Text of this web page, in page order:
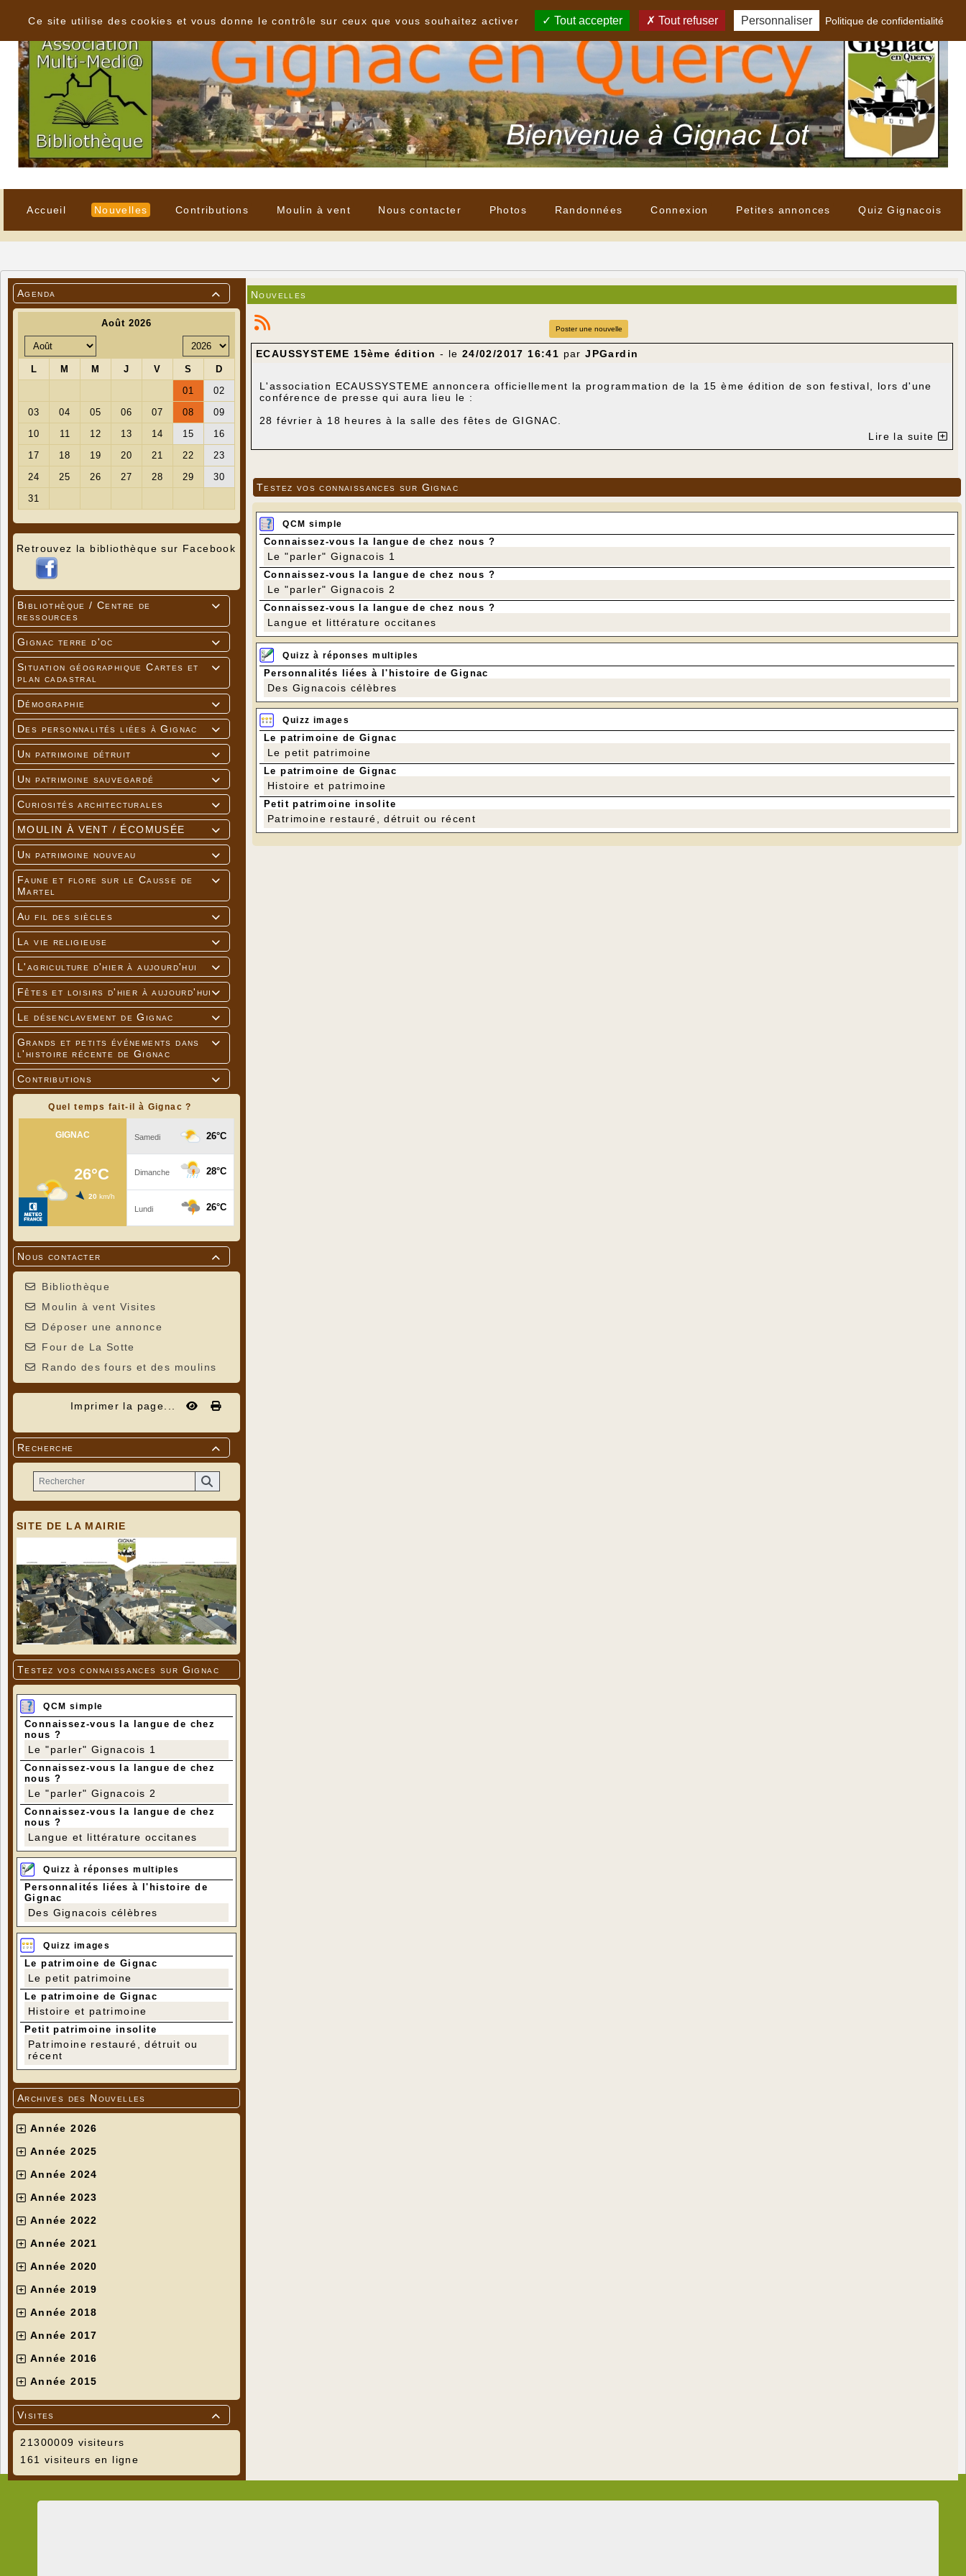
Accueil Nouvelles Contributions Moulin à vent Nous contacter Photos Randonnées Connexion Petites annonces Quiz Gignacois

Agenda
Retrouvez la bibliothèque sur Facebook

Bibliothèque / Centre de
ressources

Gignac terre d'oc

Situation géographique Cartes et
plan cadastral

Démographie

Des personnalités liées à Gignac

Un patrimoine détruit

Un patrimoine sauvegardé

Curiosités architecturales

MOULIN À VENT / ÉCOMUSÉE

Un patrimoine nouveau

Faune et flore sur le Causse de
Martel

Au fil des siècles

La vie religieuse

L'agriculture d'hier à aujourd'hui

Fêtes et loisirs d'hier à aujourd'hui

Le désenclavement de Gignac

Grands et petits événements dans
l'histoire récente de Gignac

Contributions
Quel temps fait-il à Gignac ?

Nous contacter
Bibliothèque
Moulin à vent Visites
Déposer une annonce
Four de La Sotte
Rando des fours et des moulins
Imprimer la page...

Recherche
SITE DE LA MAIRIE
Testez vos connaissances sur Gignac
QCM simple
Connaissez-vous la langue de chez
nous ?
Le "parler" Gignacois 1
Connaissez-vous la langue de chez
nous ?
Le "parler" Gignacois 2
Connaissez-vous la langue de chez
nous ?
Langue et littérature occitanes
Quizz à réponses multiples
Personnalités liées à l'histoire de
Gignac
Des Gignacois célèbres
Quizz images
Le patrimoine de Gignac
Le petit patrimoine
Le patrimoine de Gignac
Histoire et patrimoine
Petit patrimoine insolite
Patrimoine restauré, détruit ou
récent
Archives des Nouvelles
Année 2026
Année 2025
Année 2024
Année 2023
Année 2022
Année 2021
Année 2020
Année 2019
Année 2018
Année 2017
Année 2016
Année 2015

Visites
21300009 visiteurs
161 visiteurs en ligne
Nouvelles
Poster une nouvelle
ECAUSSYSTEME 15ème édition - le 24/02/2017 16:41 parJPGardin
L'association ECAUSSYSTEME annoncera officiellement la programmation de la 15 ème édition de son festival, lors d'une
conférence de presse qui aura lieu le :
28 février à 18 heures à la salle des fêtes de GIGNAC.
Lire la suite
Testez vos connaissances sur Gignac
QCM simple
Connaissez-vous la langue de chez nous ?
Le "parler" Gignacois 1
Connaissez-vous la langue de chez nous ?
Le "parler" Gignacois 2
Connaissez-vous la langue de chez nous ?
Langue et littérature occitanes
Quizz à réponses multiples
Personnalités liées à l'histoire de Gignac
Des Gignacois célèbres
Quizz images
Le patrimoine de Gignac
Le petit patrimoine
Le patrimoine de Gignac
Histoire et patrimoine
Petit patrimoine insolite
Patrimoine restauré, détruit ou récent
Ce site utilise des cookies et vous donne le contrôle sur ceux que vous souhaitez activer
Tout accepter Tout refuser Personnaliser Politique de confidentialité